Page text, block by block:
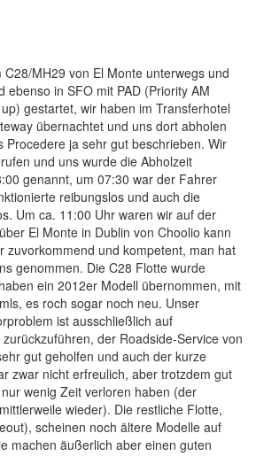
MH29 von El Monte unterwegs und
ebenso in SFO mit PAD (Priority AM
gestartet, wir haben im Transferhotel
übernachtet und uns dort abholen
Procedere ja sehr gut beschrieben. Wir
und uns wurde die Abholzeit
genannt, um 07:30 war der Fahrer
reibungslos und auch die
Um ca. 11:00 Uhr waren wir auf der
El Monte in Dublin von Choolio kann
zuvorkommend und kompetent, man hat
genommen. Die C28 Flotte wurde
ein 2012er Modell übernommen, mit
es roch sogar noch neu. Unser
ist ausschließlich auf
der Roadside-Service von
gut geholfen und auch der kurze
zwar nicht erfreulich, aber trotzdem gut
wenig Zeit verloren haben (der
wieder). Die restliche Flotte,
scheinen noch ältere Modelle auf
machen äußerlich aber einen guten